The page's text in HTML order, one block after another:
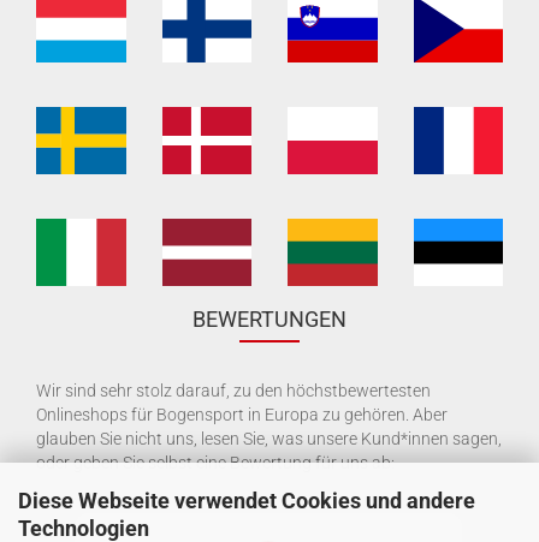
Diese Webseite verwendet Cookies und andere
Technologien
BEWERTUNGEN
Wir sind sehr stolz darauf, zu den höchstbewertesten
Onlineshops für Bogensport in Europa zu gehören. Aber
glauben Sie nicht uns, lesen Sie, was unsere Kund*innen sagen,
oder geben Sie selbst eine Bewertung für uns ab: